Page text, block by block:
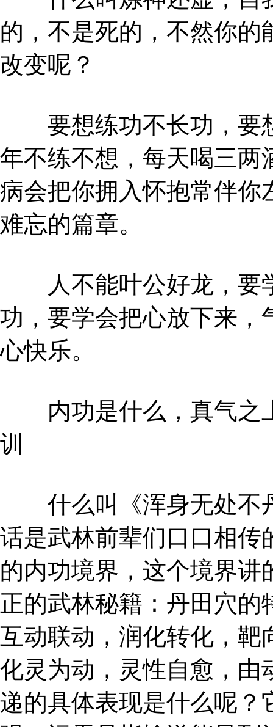
的，不是死的，不然你
改变呢？
要想练功不长功，要
年不练不想，每天喝三两
病会把你拥入怀抱常伴你
难忘的篇章。
人不能叶公好龙，要
功，要学会把心放下来，
心快乐。
内功是什么，真气之
训
什么叫《浑身无处不
话是武林前辈们口口相传
的内功境界，这个境界
正的武林秘籍：丹田穴
互动联动，润化转化，靶
化灵为动，灵性自愈，由
递的具体表现是什么呢？